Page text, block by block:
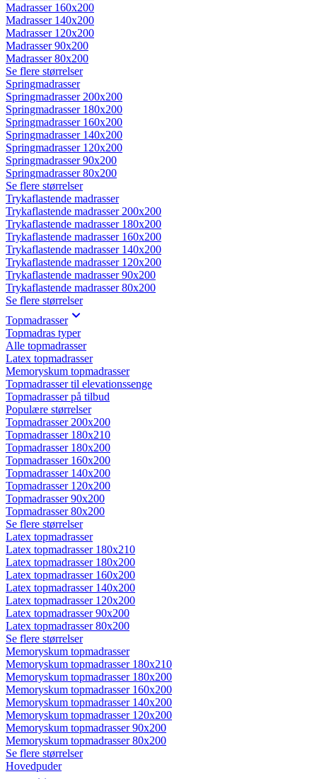
Madrasser 160x200
Madrasser 140x200
Madrasser 120x200
Madrasser 90x200
Madrasser 80x200
Se flere størrelser
Springmadrasser
Springmadrasser 200x200
Springmadrasser 180x200
Springmadrasser 160x200
Springmadrasser 140x200
Springmadrasser 120x200
Springmadrasser 90x200
Springmadrasser 80x200
Se flere størrelser
Trykaflastende madrasser
Trykaflastende madrasser 200x200
Trykaflastende madrasser 180x200
Trykaflastende madrasser 160x200
Trykaflastende madrasser 140x200
Trykaflastende madrasser 120x200
Trykaflastende madrasser 90x200
Trykaflastende madrasser 80x200
Se flere størrelser
Topmadrasser
Topmadras typer
Alle topmadrasser
Latex topmadrasser
Memoryskum topmadrasser
Topmadrasser til elevationssenge
Topmadrasser på tilbud
Populære størrelser
Topmadrasser 200x200
Topmadrasser 180x210
Topmadrasser 180x200
Topmadrasser 160x200
Topmadrasser 140x200
Topmadrasser 120x200
Topmadrasser 90x200
Topmadrasser 80x200
Se flere størrelser
Latex topmadrasser
Latex topmadrasser 180x210
Latex topmadrasser 180x200
Latex topmadrasser 160x200
Latex topmadrasser 140x200
Latex topmadrasser 120x200
Latex topmadrasser 90x200
Latex topmadrasser 80x200
Se flere størrelser
Memoryskum topmadrasser
Memoryskum topmadrasser 180x210
Memoryskum topmadrasser 180x200
Memoryskum topmadrasser 160x200
Memoryskum topmadrasser 140x200
Memoryskum topmadrasser 120x200
Memoryskum topmadrasser 90x200
Memoryskum topmadrasser 80x200
Se flere størrelser
Hovedpuder